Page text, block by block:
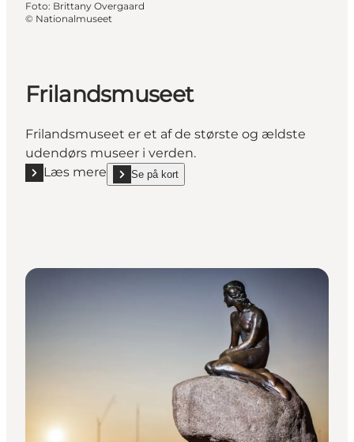
Foto: Brittany Overgaard
© Nationalmuseet
Frilandsmuseet
Frilandsmuseet er et af de største og ældste
udendørs museer i verden.
Læs mere
Læs mere "Frilandsmuseet"
Se på kort
show Frilandsmuseet on_map